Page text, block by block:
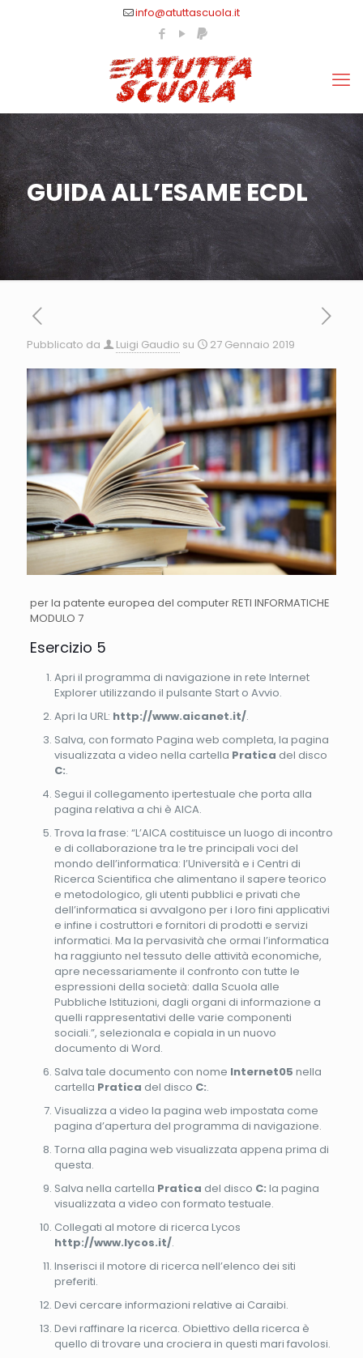
info@atuttascuola.it
GUIDA ALL’ESAME ECDL
Pubblicato da Luigi Gaudio su 27 Gennaio 2019
per la patente europea del computer RETI INFORMATICHE
MODULO 7
Esercizio 5
Apri il programma di navigazione in rete Internet
Explorer utilizzando il pulsante Start o Avvio.
Apri la URL: http://www.aicanet.it/.
Salva, con formato Pagina web completa, la pagina
visualizzata a video nella cartella Pratica del disco
C:.
Segui il collegamento ipertestuale che porta alla
pagina relativa a chi è AICA.
Trova la frase: “L’AICA costituisce un luogo di incontro
e di collaborazione tra le tre principali voci del
mondo dell’informatica: l’Università e i Centri di
Ricerca Scientifica che alimentano il sapere teorico
e metodologico, gli utenti pubblici e privati che
dell’informatica si avvalgono per i loro fini applicativi
e infine i costruttori e fornitori di prodotti e servizi
informatici. Ma la pervasività che ormai l’informatica
ha raggiunto nel tessuto delle attività economiche,
apre necessariamente il confronto con tutte le
espressioni della società: dalla Scuola alle
Pubbliche Istituzioni, dagli organi di informazione a
quelli rappresentativi delle varie componenti
sociali.”, selezionala e copiala in un nuovo
documento di Word.
Salva tale documento con nome Internet05 nella
cartella Pratica del disco C:.
Visualizza a video la pagina web impostata come
pagina d’apertura del programma di navigazione.
Torna alla pagina web visualizzata appena prima di
questa.
Salva nella cartella Pratica del disco C: la pagina
visualizzata a video con formato testuale.
Collegati al motore di ricerca Lycos
http://www.lycos.it/.
Inserisci il motore di ricerca nell’elenco dei siti
preferiti.
Devi cercare informazioni relative ai Caraibi.
Devi raffinare la ricerca. Obiettivo della ricerca è
quello di trovare una crociera in questi mari favolosi.